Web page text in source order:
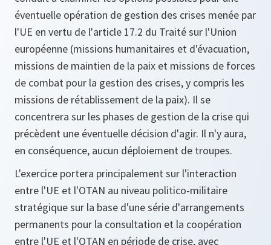
éventuelle opération de gestion des crises menée par
l'UE en vertu de l'article 17.2 du Traité sur l'Union
européenne (missions humanitaires et d'évacuation,
missions de maintien de la paix et missions de forces
de combat pour la gestion des crises, y compris les
missions de rétablissement de la paix). Il se
concentrera sur les phases de gestion de la crise qui
précèdent une éventuelle décision d'agir. Il n'y aura,
en conséquence, aucun déploiement de troupes.
L'exercice portera principalement sur l'interaction
entre l'UE et l'OTAN au niveau politico-militaire
stratégique sur la base d'une série d'arrangements
permanents pour la consultation et la coopération
entre l'UE et l'OTAN en période de crise, avec